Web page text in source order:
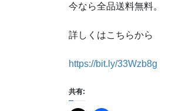
今なら全品送料無料。
詳しくはこちらから
https://bit.ly/33Wzb8g
共有: